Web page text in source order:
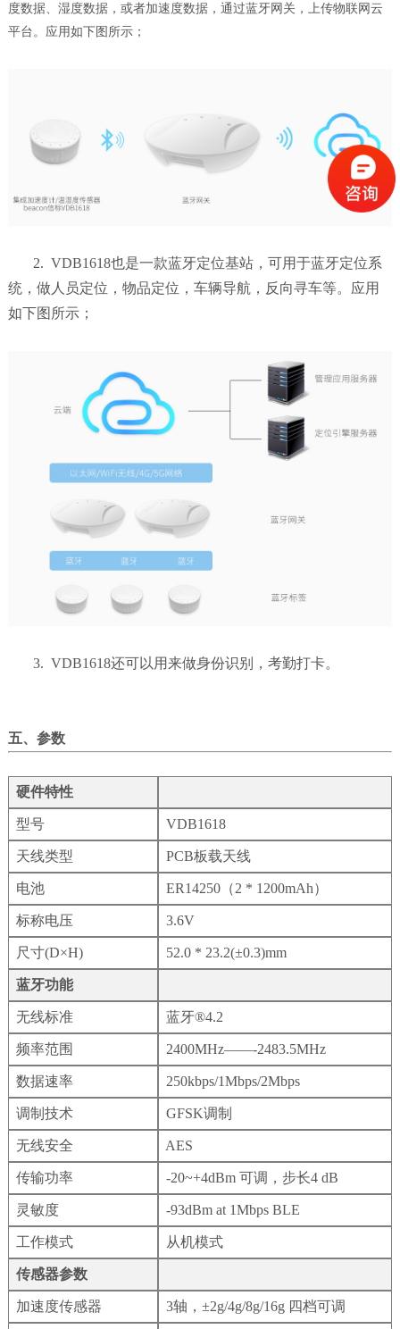
度数据、湿度数据，或者加速度数据，通过蓝牙网关，上传物联网云
平台。应用如下图所示；
2. VDB1618也是一款蓝牙定位基站，可用于蓝牙定位系
统，做人员定位，物品定位，车辆导航，反向寻车等。应用
如下图所示；
3. VDB1618还可以用来做身份识别，考勤打卡。
五、参数
硬件特性
型号 VDB1618
天线类型 PCB板载天线
电池 ER14250（2 * 1200mAh）
标称电压 3.6V
尺寸(D×H) 52.0 * 23.2(±0.3)mm
蓝牙功能
无线标准 蓝牙®4.2
频率范围 2400MHz——-2483.5MHz
数据速率 250kbps/1Mbps/2Mbps
调制技术 GFSK调制
无线安全 AES
传输功率 -20~+4dBm 可调，步长4 dB
灵敏度 -93dBm at 1Mbps BLE
工作模式 从机模式
传感器参数
加速度传感器 3轴，±2g/4g/8g/16g 四档可调